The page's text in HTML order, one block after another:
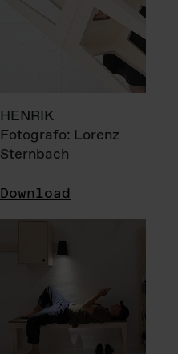
HENRIK
Fotografo: Lorenz
Sternbach
Download